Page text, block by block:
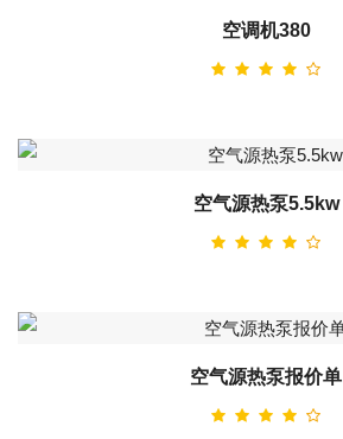
空调机380
空气源热泵5.5kw
空气源热泵报价单